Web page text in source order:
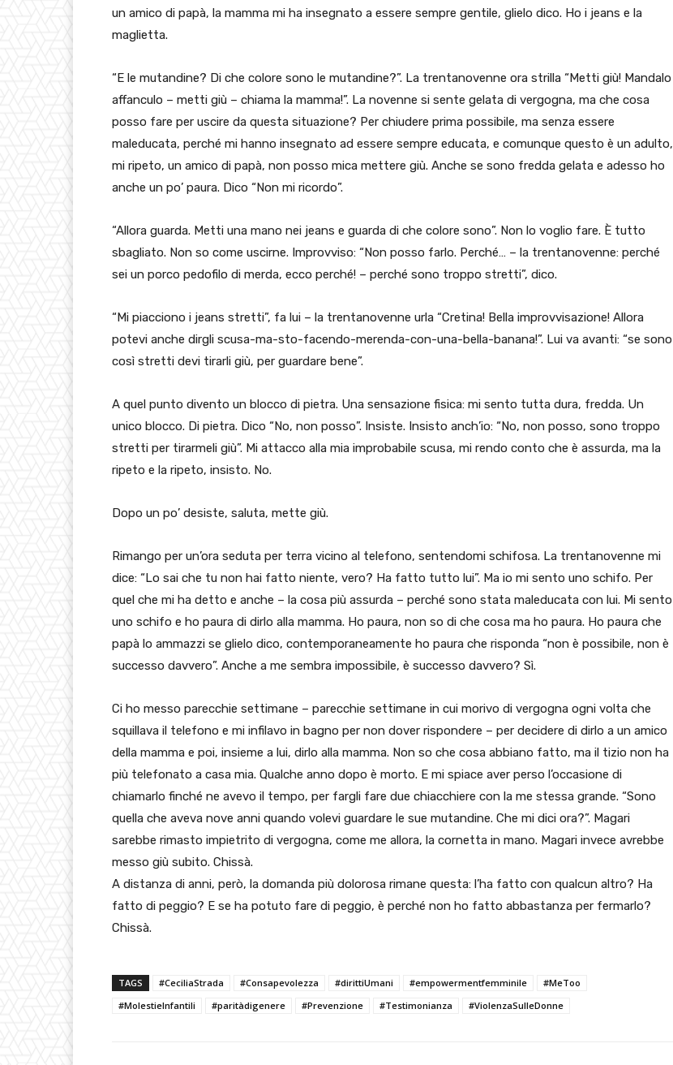
un amico di papà, la mamma mi ha insegnato a essere sempre gentile, glielo dico. Ho i jeans e la
maglietta.
“E le mutandine? Di che colore sono le mutandine?”. La trentanovenne ora strilla “Metti giù! Mandalo
affanculo – metti giù – chiama la mamma!”. La novenne si sente gelata di vergogna, ma che cosa
posso fare per uscire da questa situazione? Per chiudere prima possibile, ma senza essere
maleducata, perché mi hanno insegnato ad essere sempre educata, e comunque questo è un adulto,
mi ripeto, un amico di papà, non posso mica mettere giù. Anche se sono fredda gelata e adesso ho
anche un po’ paura. Dico “Non mi ricordo”.
“Allora guarda. Metti una mano nei jeans e guarda di che colore sono”. Non lo voglio fare. È tutto
sbagliato. Non so come uscirne. Improvviso: “Non posso farlo. Perché… – la trentanovenne: perché
sei un porco pedofilo di merda, ecco perché! – perché sono troppo stretti”, dico.
“Mi piacciono i jeans stretti”, fa lui – la trentanovenne urla “Cretina! Bella improvvisazione! Allora
potevi anche dirgli scusa-ma-sto-facendo-merenda-con-una-bella-banana!”. Lui va avanti: “se sono
così stretti devi tirarli giù, per guardare bene”.
A quel punto divento un blocco di pietra. Una sensazione fisica: mi sento tutta dura, fredda. Un
unico blocco. Di pietra. Dico “No, non posso”. Insiste. Insisto anch’io: “No, non posso, sono troppo
stretti per tirarmeli giù”. Mi attacco alla mia improbabile scusa, mi rendo conto che è assurda, ma la
ripeto e la ripeto, insisto. No.
Dopo un po’ desiste, saluta, mette giù.
Rimango per un’ora seduta per terra vicino al telefono, sentendomi schifosa. La trentanovenne mi
dice: “Lo sai che tu non hai fatto niente, vero? Ha fatto tutto lui”. Ma io mi sento uno schifo. Per
quel che mi ha detto e anche – la cosa più assurda – perché sono stata maleducata con lui. Mi sento
uno schifo e ho paura di dirlo alla mamma. Ho paura, non so di che cosa ma ho paura. Ho paura che
papà lo ammazzi se glielo dico, contemporaneamente ho paura che risponda “non è possibile, non è
successo davvero”. Anche a me sembra impossibile, è successo davvero? Sì.
Ci ho messo parecchie settimane – parecchie settimane in cui morivo di vergogna ogni volta che
squillava il telefono e mi infilavo in bagno per non dover rispondere – per decidere di dirlo a un amico
della mamma e poi, insieme a lui, dirlo alla mamma. Non so che cosa abbiano fatto, ma il tizio non ha
più telefonato a casa mia. Qualche anno dopo è morto. E mi spiace aver perso l’occasione di
chiamarlo finché ne avevo il tempo, per fargli fare due chiacchiere con la me stessa grande. “Sono
quella che aveva nove anni quando volevi guardare le sue mutandine. Che mi dici ora?”. Magari
sarebbe rimasto impietrito di vergogna, come me allora, la cornetta in mano. Magari invece avrebbe
messo giù subito. Chissà.
A distanza di anni, però, la domanda più dolorosa rimane questa: l’ha fatto con qualcun altro? Ha
fatto di peggio? E se ha potuto fare di peggio, è perché non ho fatto abbastanza per fermarlo?
Chissà.
TAGS #CeciliaStrada #Consapevolezza #dirittiUmani #empowermentfemminile
#MeToo
#MolestieInfantili
#paritàdigenere #Prevenzione #Testimonianza #ViolenzaSulleDonne